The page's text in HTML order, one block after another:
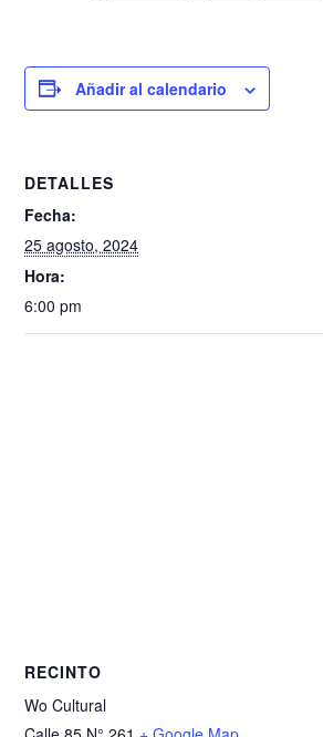
Añadir al calendario
DETALLES
Fecha:
25 agosto, 2024
Hora:
6:00 pm
RECINTO
Wo Cultural